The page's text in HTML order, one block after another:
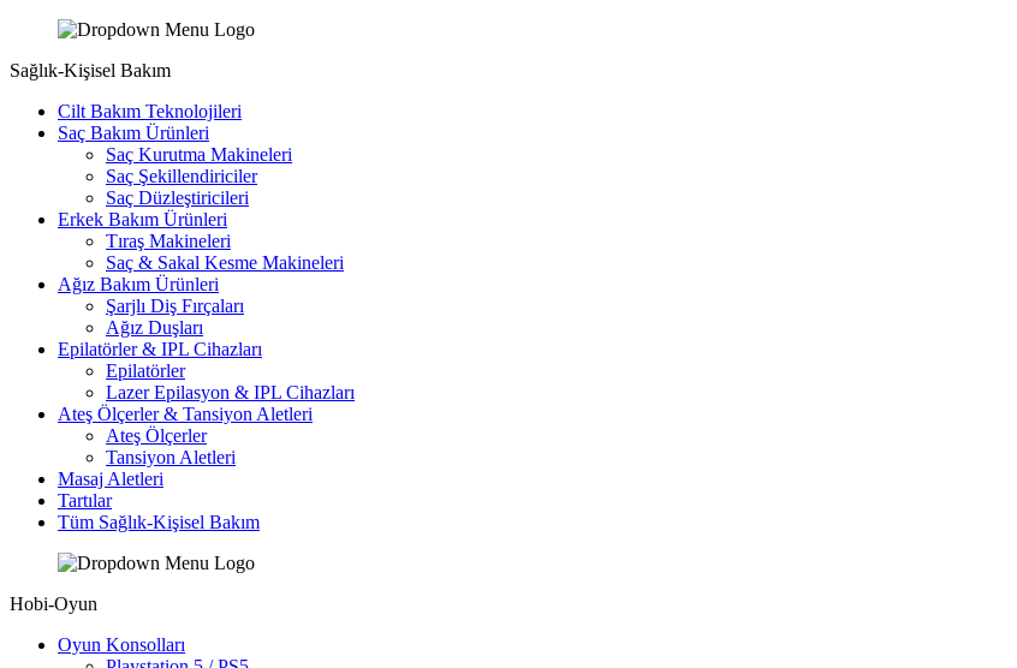
Sağlık-Kişisel Bakım
Cilt Bakım Teknolojileri
Saç Bakım Ürünleri
Saç Kurutma Makineleri
Saç Şekillendiriciler
Saç Düzleştiricileri
Erkek Bakım Ürünleri
Tıraş Makineleri
Saç & Sakal Kesme Makineleri
Ağız Bakım Ürünleri
Şarjlı Diş Fırçaları
Ağız Duşları
Epilatörler & IPL Cihazları
Epilatörler
Lazer Epilasyon & IPL Cihazları
Ateş Ölçerler & Tansiyon Aletleri
Ateş Ölçerler
Tansiyon Aletleri
Masaj Aletleri
Tartılar
Tüm Sağlık-Kişisel Bakım
Hobi-Oyun
Oyun Konsolları